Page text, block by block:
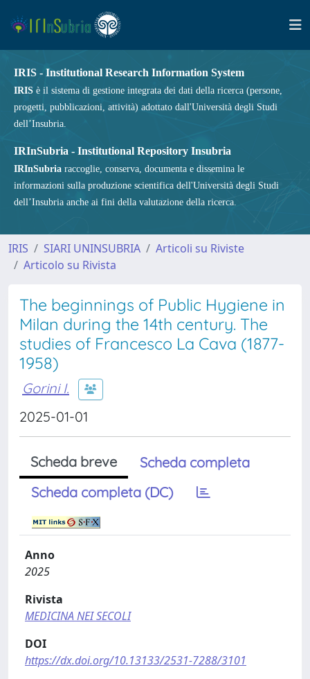
IRIS - Institutional Research Information System
IRIS è il sistema di gestione integrata dei dati della ricerca (persone,
progetti, pubblicazioni, attività) adottato dall'Università degli Studi
dell’Insubria.
IRInSubria - Institutional Repository Insubria
IRInSubria raccoglie, conserva, documenta e dissemina le
informazioni sulla produzione scientifica dell'Università degli Studi
dell’Insubria anche ai fini della valutazione della ricerca.
IRIS SIARI UNINSUBRIA
Articoli su Riviste
Articolo su Rivista
The beginnings of Public Hygiene in
Milan during the 14th century. The
studies of Francesco La Cava (1877-
1958)
Gorini I.
2025-01-01
Scheda breve
Scheda completa
Scheda completa (DC)
Anno
2025
Rivista
MEDICINA NEI SECOLI
DOI
https://dx.doi.org/10.13133/2531-7288/3101